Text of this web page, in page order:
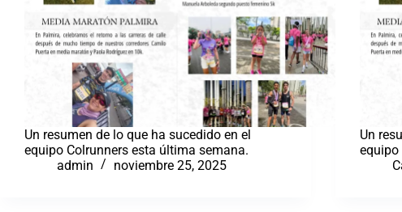
Un resumen de lo que ha sucedido en el
equipo Colrunners esta última semana.
admin
noviembre 25, 2025
Un
equipo